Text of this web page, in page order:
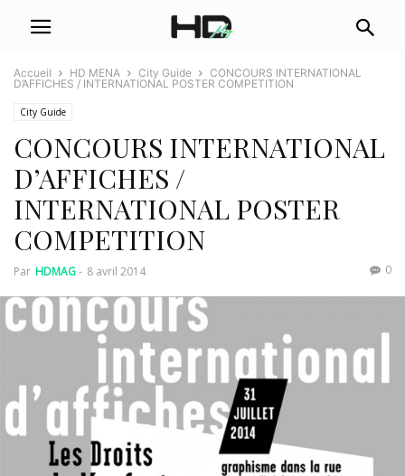
Accueil HD MENA City Guide
CONCOURS INTERNATIONAL
D’AFFICHES / INTERNATIONAL POSTER COMPETITION
City Guide
CONCOURS INTERNATIONAL
D’AFFICHES /
INTERNATIONAL POSTER
COMPETITION
Par HDMAG- 8 avril 2014 0